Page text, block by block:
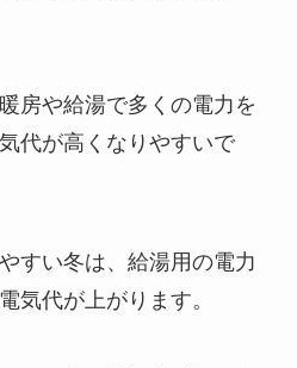
房や給湯で多くの電力を
代が高くなりやすいで
すい冬は、給湯用の電力
気代が上がります。